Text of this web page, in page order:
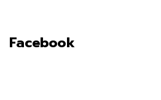
Facebook